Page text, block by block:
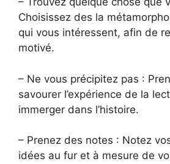
Choisissez des la
qui vous intéressent, afin de
motivé.
– Ne vous précipitez pas :
savourer l’expérience de la
immerger dans l’histoire.
– Prenez des notes : Notez
idées au fur et à mesure de